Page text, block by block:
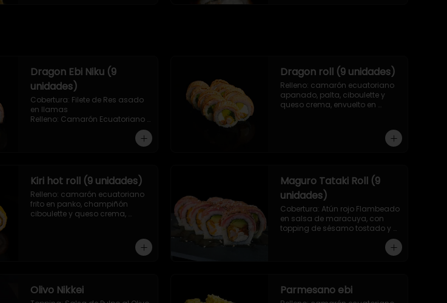
Dragon Ebi Niku (9
unidades)
Cobertura: Filete de Res asado
en llamas
Relleno: Camarón Ecuatoriano
Dragon roll (9 unidades)
Relleno: camarón ecuatoriano
apanado, palta, ciboulette y
queso crema, envuelto en
Kiri hot roll (9 unidades)
Relleno: camarón ecuatoriano
frito en panko, champiñón
ciboulette y queso crema,
Maguro Tataki Roll (9
unidades)
Cobertura: Atún rojo Flambeado
en salsa de maracuya, con
topping de sésamo tostado y
relleno: Camarón ecuatoriano
Olivo Nikkei Parmesano ebi